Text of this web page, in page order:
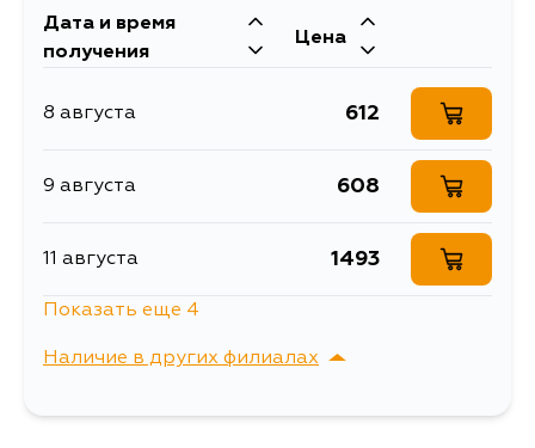
Объем упаковки, л 1.061
сайлентблоки рычагов
Дата и время
получения
Цена
8 августа 612
9 августа 608
11 августа 1493
Показать еще 4
Наличие в других филиалах
г. Владивосток,